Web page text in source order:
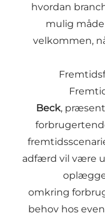
hvordan
mulig
velkommen,
Beck,
adfærd vil være
omkring
behov hos